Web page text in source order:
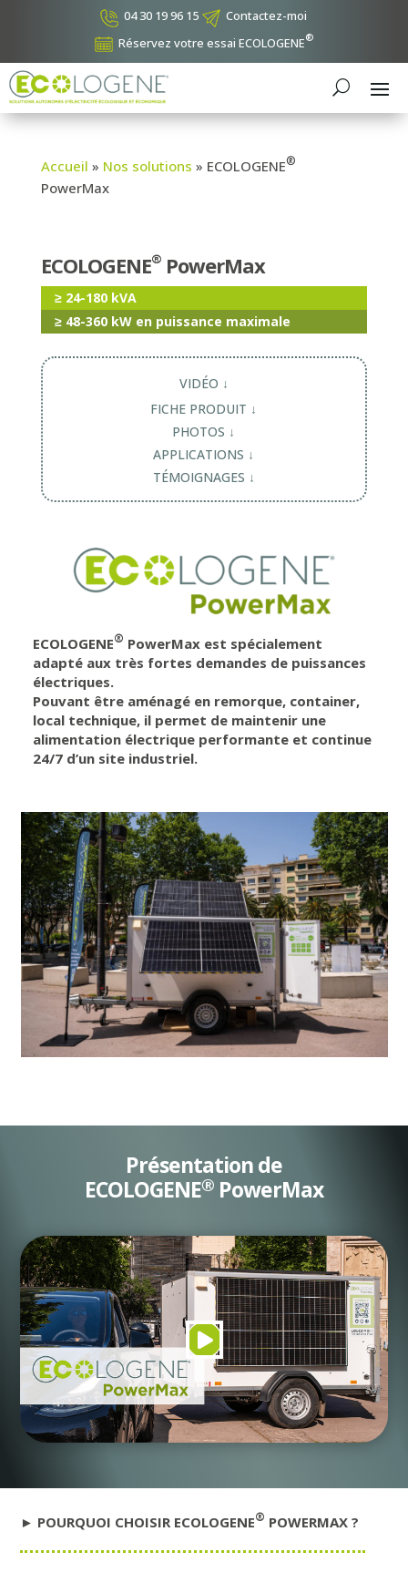
04 30 19 96 15
Contactez-moi
Réservez votre essai ECOLOGENE®
Accueil » Nos solutions » ECOLOGENE®
PowerMax
ECOLOGENE®PowerMax
≥ 24-180 kVA
≥ 48-360 kW en puissance maximale
VIDÉO ↓
FICHE PRODUIT ↓
PHOTOS ↓
APPLICATIONS ↓
TÉMOIGNAGES ↓
ECOLOGENE® PowerMax est spécialement
adapté aux très fortes demandes de puissances
électriques.
Pouvant être aménagé en remorque, container,
local technique, il permet de maintenir une
alimentation électrique performante et continue
24/7 d’un site industriel.
Présentation de
ECOLOGENE® PowerMax
► POURQUOI CHOISIR ECOLOGENE® POWERMAX ?